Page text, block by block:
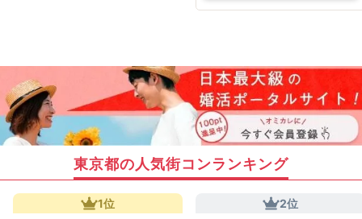
東京都の人気街コンランキング
1位 2位